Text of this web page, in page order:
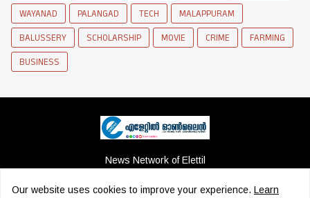
WAYANAD
PALANGAD TECH
MALAPPURAM
BALUSSERY
SCHOLARSHIP MOVIE CRIME
FARMING
BUSINESS
News Network of Elettil
Our website uses cookies to improve your experience. Learn